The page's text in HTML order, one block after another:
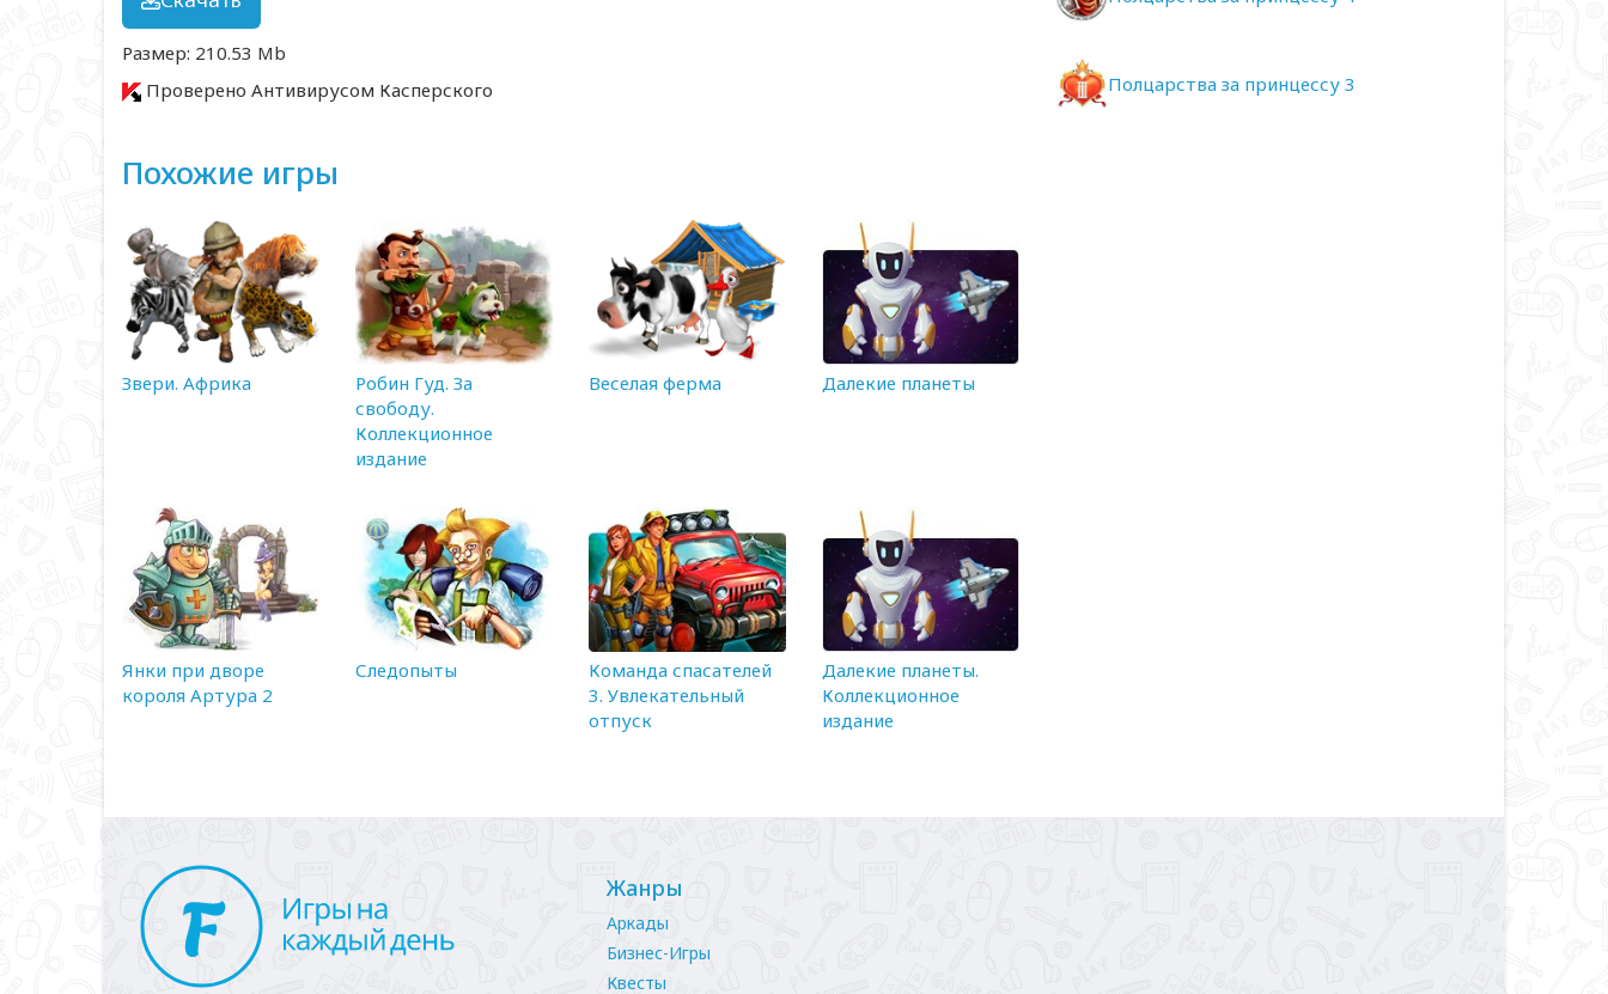
Размер: 210.53 Mb
Проверено Антивирусом Касперского
Похожие игры
Звери. Африка
Робин Гуд. За
свободу.
Коллекционное
издание
Веселая ферма Далекие планеты
Янки при дворе
короля Артура 2
Следопыты
Команда спасателей
3. Увлекательный
отпуск
Далекие планеты.
Коллекционное
издание
Полцарства за принцессу 3
Жанры
Аркады
Бизнес-Игры
Квесты